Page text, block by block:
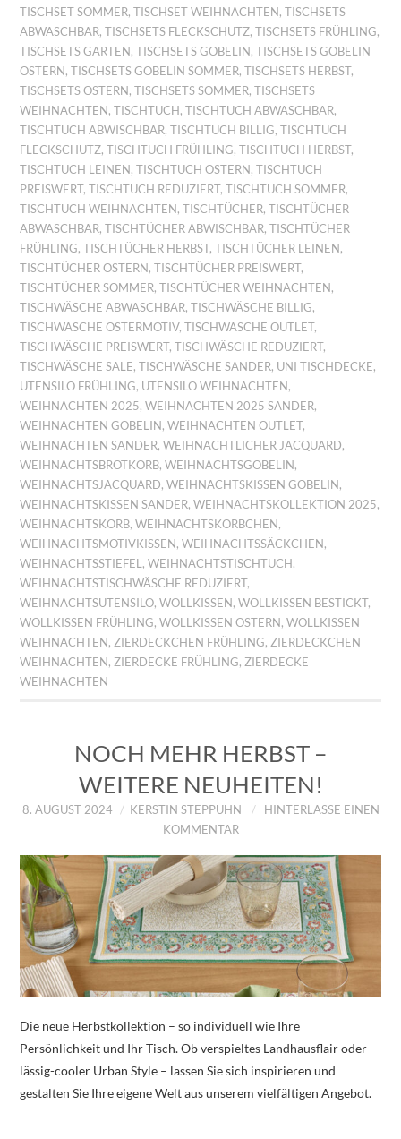
TISCHSET SOMMER,TISCHSET WEIHNACHTEN,TISCHSETS
ABWASCHBAR,TISCHSETS FLECKSCHUTZ,TISCHSETS FRÜHLING,
TISCHSETS GARTEN,TISCHSETS GOBELIN,TISCHSETS GOBELIN
OSTERN,TISCHSETS GOBELIN SOMMER,TISCHSETS HERBST,
TISCHSETS OSTERN,TISCHSETS SOMMER,TISCHSETS
WEIHNACHTEN,TISCHTUCH,TISCHTUCH ABWASCHBAR,
TISCHTUCH ABWISCHBAR,TISCHTUCH BILLIG,TISCHTUCH
FLECKSCHUTZ,TISCHTUCH FRÜHLING,TISCHTUCH HERBST,
TISCHTUCH LEINEN,TISCHTUCH OSTERN,TISCHTUCH
PREISWERT,TISCHTUCH REDUZIERT,TISCHTUCH SOMMER,
TISCHTUCH WEIHNACHTEN,TISCHTÜCHER,TISCHTÜCHER
ABWASCHBAR,TISCHTÜCHER ABWISCHBAR,TISCHTÜCHER
FRÜHLING,TISCHTÜCHER HERBST,TISCHTÜCHER LEINEN,
TISCHTÜCHER OSTERN,TISCHTÜCHER PREISWERT,
TISCHTÜCHER SOMMER,TISCHTÜCHER WEIHNACHTEN,
TISCHWÄSCHE ABWASCHBAR,TISCHWÄSCHE BILLIG,
TISCHWÄSCHE OSTERMOTIV,TISCHWÄSCHE OUTLET,
TISCHWÄSCHE PREISWERT,TISCHWÄSCHE REDUZIERT,
TISCHWÄSCHE SALE,TISCHWÄSCHE SANDER, UNI TISCHDECKE,
UTENSILO FRÜHLING, UTENSILO WEIHNACHTEN,
WEIHNACHTEN 2025,WEIHNACHTEN 2025 SANDER,
WEIHNACHTEN GOBELIN,WEIHNACHTEN OUTLET,
WEIHNACHTEN SANDER,WEIHNACHTLICHER JACQUARD,
WEIHNACHTSBROTKORB,WEIHNACHTSGOBELIN,
WEIHNACHTSJACQUARD,WEIHNACHTSKISSEN GOBELIN,
WEIHNACHTSKISSEN SANDER,WEIHNACHTSKOLLEKTION 2025,
WEIHNACHTSKORB,WEIHNACHTSKÖRBCHEN,
WEIHNACHTSMOTIVKISSEN,WEIHNACHTSSÄCKCHEN,
WEIHNACHTSSTIEFEL ,WEIHNACHTSTISCHTUCH,
WEIHNACHTSTISCHWÄSCHE REDUZIERT,
WEIHNACHTSUTENSILO,WOLLKISSEN,WOLLKISSEN BESTICKT,
WOLLKISSEN FRÜHLING,WOLLKISSEN OSTERN,WOLLKISSEN
WEIHNACHTEN, ZIERDECKCHEN FRÜHLING, ZIERDECKCHEN
WEIHNACHTEN, ZIERDECKE FRÜHLING, ZIERDECKE
WEIHNACHTEN
NOCH MEHR HERBST –
WEITERE NEUHEITEN!
8. AUGUST 2024 KERSTIN STEPPUHN
HINTERLASSE EINEN
KOMMENTAR
Die neue Herbstkollektion – so individuell wie Ihre
Persönlichkeit und Ihr Tisch. Ob verspieltes Landhausflair oder
lässig-cooler Urban Style – lassen Sie sich inspirieren und
gestalten Sie Ihre eigene Welt aus unserem vielfältigen Angebot.